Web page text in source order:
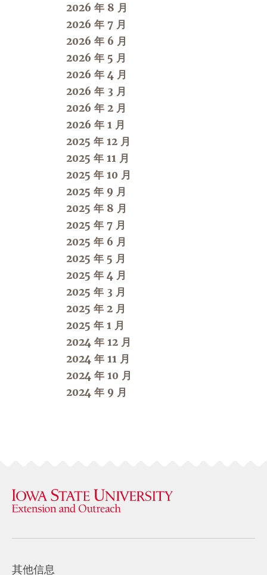
2026 年 8 月
2026 年 7 月
2026 年 6 月
2026 年 5 月
2026 年 4 月
2026 年 3 月
2026 年 2 月
2026 年 1 月
2025 年 12 月
2025 年 11 月
2025 年 10 月
2025 年 9 月
2025 年 8 月
2025 年 7 月
2025 年 6 月
2025 年 5 月
2025 年 4 月
2025 年 3 月
2025 年 2 月
2025 年 1 月
2024 年 12 月
2024 年 11 月
2024 年 10 月
2024 年 9 月
其他信息